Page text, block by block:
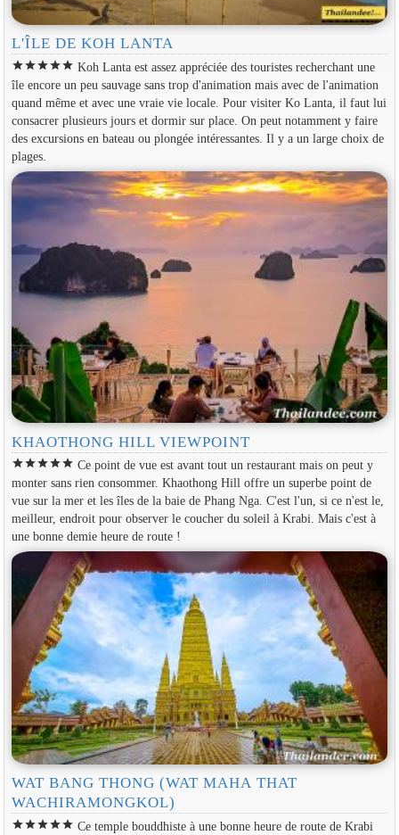
L'ÎLE DE KOH LANTA
starstarstarstarstar Koh Lanta est assez appréciée des touristes recherchant une
île encore un peu sauvage sans trop d'animation mais avec de l'animation
quand même et avec une vraie vie locale. Pour visiter Ko Lanta, il faut lui
consacrer plusieurs jours et dormir sur place. On peut notamment y faire
des excursions en bateau ou plongée intéressantes. Il y a un large choix de
plages.
KHAOTHONG HILL VIEWPOINT
starstarstarstarstar Ce point de vue est avant tout un restaurant mais on peut y
monter sans rien consommer. Khaothong Hill offre un superbe point de
vue sur la mer et les îles de la baie de Phang Nga. C'est l'un, si ce n'est le,
meilleur, endroit pour observer le coucher du soleil à Krabi. Mais c'est à
une bonne demie heure de route !
WAT BANG THONG (WAT MAHA THAT
WACHIRAMONGKOL)
starstarstarstarstar Ce temple bouddhiste à une bonne heure de route de Krabi